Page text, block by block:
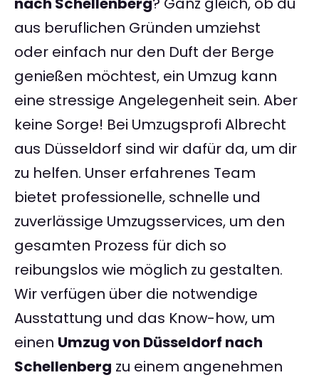
aus beruflichen Gründen umziehst
oder einfach nur den Duft der Berge
genießen möchtest, ein Umzug kann
eine stressige Angelegenheit sein. Aber
keine Sorge! Bei Umzugsprofi Albrecht
aus Düsseldorf sind wir dafür da, um dir
zu helfen. Unser erfahrenes Team
bietet professionelle, schnelle und
zuverlässige Umzugsservices, um den
gesamten Prozess für dich so
reibungslos wie möglich zu gestalten.
Wir verfügen über die notwendige
Ausstattung und das Know-how, um
einen Umzug von Düsseldorf nach
Schellenberg zu einem angenehmen